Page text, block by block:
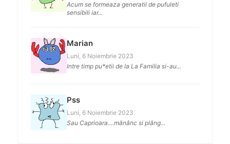
Acum se formeaza generatii de pufuleti
sensibili iar...
Marian
Luni, 6 Noiembrie 2023
Intre timp pu*etii de la La Familia si-au...
Pss
Luni, 6 Noiembrie 2023
Sau Caprioara....mănânc si plâng...